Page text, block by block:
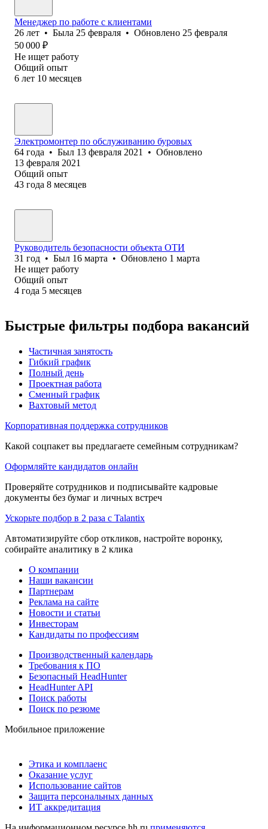
Менеджер по работе с клиентами
26 лет • Была 25 февраля • Обновлено 25 февраля
50 000 ₽
Не ищет работу
Общий опыт
6 лет 10 месяцев
Электромонтер по обслуживанию буровых
64 года • Был 13 февраля 2021 • Обновлено
13 февраля 2021
Общий опыт
43 года 8 месяцев
Руководитель безопасности объекта ОТИ
31 год • Был 16 марта • Обновлено 1 марта
Не ищет работу
Общий опыт
4 года 5 месяцев
Быстрые фильтры подбора вакансий
Частичная занятость
Гибкий график
Полный день
Проектная работа
Сменный график
Вахтовый метод
Корпоративная поддержка сотрудников
Какой соцпакет вы предлагаете семейным сотрудникам?
Оформляйте кандидатов онлайн
Проверяйте сотрудников и подписывайте кадровые
документы без бумаг и личных встреч
Ускорьте подбор в 2 раза с Talantix
Автоматизируйте сбор откликов, настройте воронку,
собирайте аналитику в 2 клика
О компании
Наши вакансии
Партнерам
Реклама на сайте
Новости и статьи
Инвесторам
Кандидаты по профессиям
Производственный календарь
Требования к ПО
Безопасный HeadHunter
HeadHunter API
Поиск работы
Поиск по резюме
Мобильное приложение
Этика и комплаенс
Оказание услуг
Использование сайтов
Защита персональных данных
ИТ аккредитация